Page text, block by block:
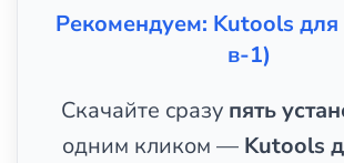
Рекомендуем: Kutools
в-1)
Скачайте сразу пять
одним кликом — Kutools